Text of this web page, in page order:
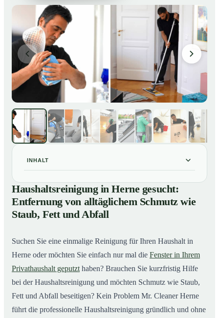
INHALT
Haushaltsreinigung in Herne gesucht: Entfernung von
alltäglichem Schmutz wie Staub, Fett und Abfall
02
So läuft eine professionelle Haushaltsreinigung in
Herne ab
Haushaltsreinigung in Herne gesucht:
Entfernung von alltäglichem Schmutz wie
Staub, Fett und Abfall
Suchen Sie eine einmalige Reinigung für Ihren Haushalt in
Herne oder möchten Sie einfach nur mal die Fenster in Ihrem
Privathaushalt geputzt haben? Brauchen Sie kurzfristig Hilfe
bei der Haushaltsreinigung und möchten Schmutz wie Staub,
Fett und Abfall beseitigen? Kein Problem Mr. Cleaner Herne
führt die professionelle Haushaltsreinigung gründlich und ohne